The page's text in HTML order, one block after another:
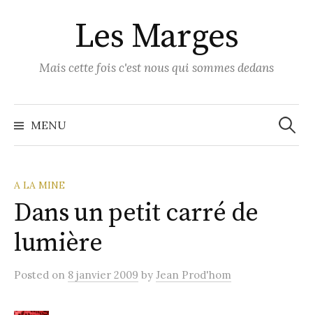
Les Marges
Mais cette fois c'est nous qui sommes dedans
MENU
A LA MINE
Dans un petit carré de
lumière
Posted on 8 janvier 2009 by Jean Prod'hom